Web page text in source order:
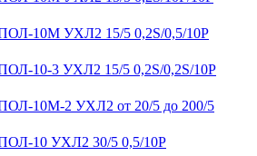
10М УХЛ2 15/5 0,2S/0,5/10Р
10-3 УХЛ2 15/5 0,2S/0,2S/10Р
10М-2 УХЛ2 от 20/5 до 200/5
10 УХЛ2 30/5 0,5/10Р